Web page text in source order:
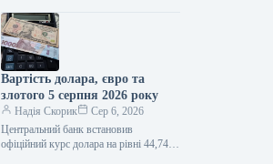
найбільші…
Вартість долара, євро та
злотого 5 серпня 2026 року
Надія Скорик
Сер 6, 2026
Центральний банк встановив
офіційний курс долара на рівні 44,74